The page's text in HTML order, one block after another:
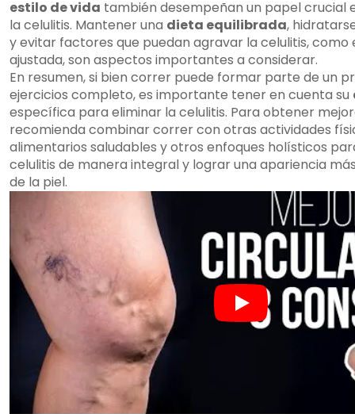
estilo de vida también desempeñan un papel crucial
la celulitis. Mantener una dieta equilibrada,
y evitar factores que puedan agravar la celulitis,
ajustada, son aspectos importantes a considerar.
En resumen, si bien correr puede formar parte de un
ejercicios completo, es importante tener en cuenta su
específica para eliminar la celulitis. Para obtener
recomienda combinar correr con otras actividades
alimentarios saludables y otros enfoques holísticos
celulitis de manera integral y lograr una apariencia
de la piel.